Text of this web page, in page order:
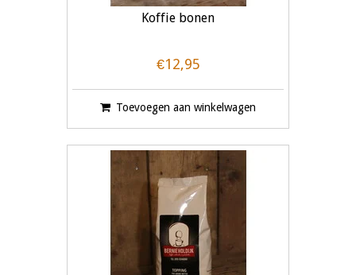
Koffie bonen
€12,95
Toevoegen aan winkelwagen